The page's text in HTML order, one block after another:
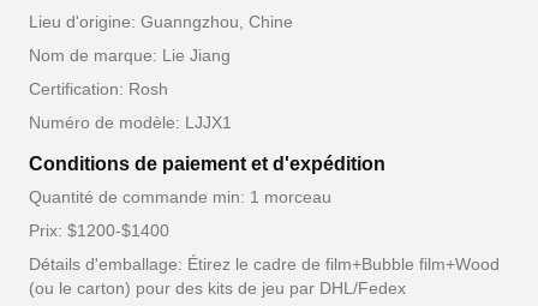
Lieu d'origine: Guanngzhou, Chine
Nom de marque: Lie Jiang
Certification: Rosh
Numéro de modèle: LJJX1
Conditions de paiement et d'expédition
Quantité de commande min: 1 morceau
Prix: $1200-$1400
Détails d'emballage: Étirez le cadre de film+Bubble film+Wood
(ou le carton) pour des kits de jeu par DHL/Fedex